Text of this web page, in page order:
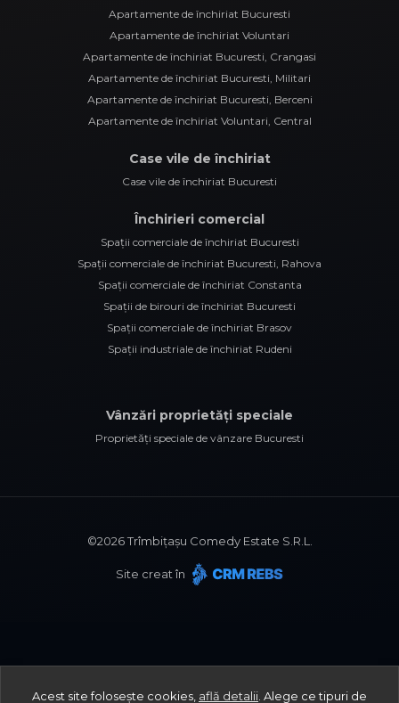
Apartamente de închiriat Bucuresti
Apartamente de închiriat Voluntari
Apartamente de închiriat Bucuresti, Crangasi
Apartamente de închiriat Bucuresti, Militari
Apartamente de închiriat Bucuresti, Berceni
Apartamente de închiriat Voluntari, Central
Case vile de închiriat
Case vile de închiriat Bucuresti
Închirieri comercial
Spații comerciale de închiriat Bucuresti
Spații comerciale de închiriat Bucuresti, Rahova
Spații comerciale de închiriat Constanta
Spații de birouri de închiriat Bucuresti
Spații comerciale de închiriat Brasov
Spații industriale de închiriat Rudeni
Vânzări proprietăți speciale
Proprietăți speciale de vânzare Bucuresti
©2026Trîmbițașu Comedy Estate S.R.L.
Site creat în
Acest site folosește cookies, află detalii Alege ce tipuri de